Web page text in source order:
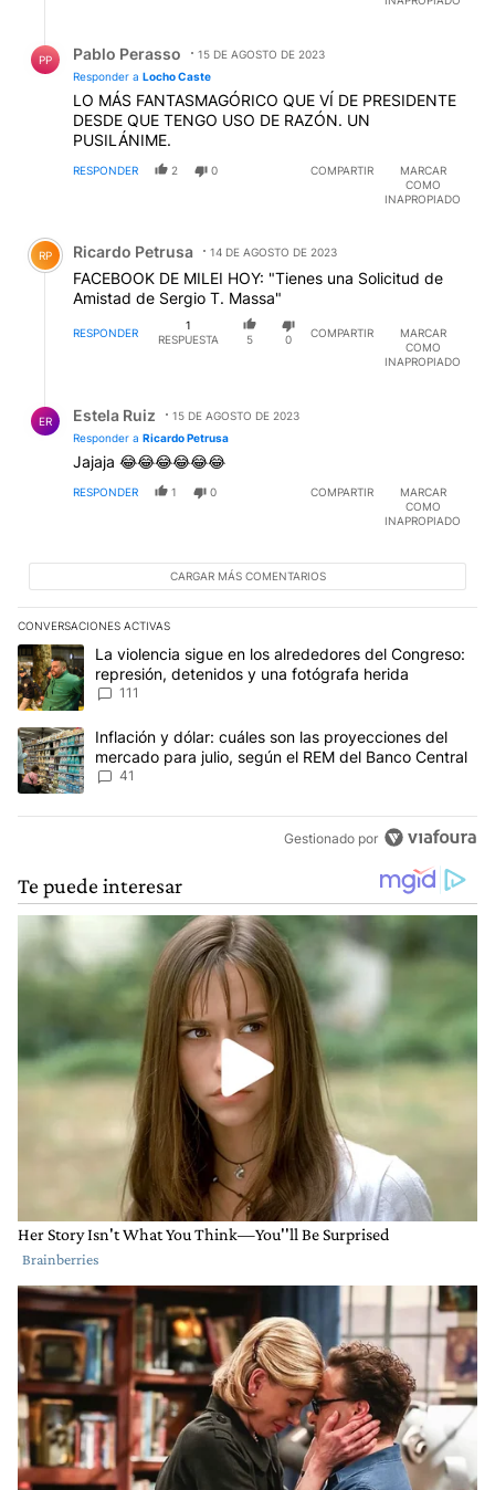
PP Pablo Perasso
15 DE AGOSTO DE 2023
Responder a Locho Caste
LO MÁS FANTASMAGÓRICO QUE VÍ DE PRESIDENTE
DESDE QUE TENGO USO DE RAZÓN. UN
PUSILÁNIME.
RESPONDER 2 0 COMPARTIR
MARCAR
COMO
INAPROPIADO
Comentario de Ricardo Petrusa.
RP Ricardo Petrusa 14 DE AGOSTO DE 2023
FACEBOOK DE MILEI HOY: "Tienes una Solicitud de
Amistad de Sergio T. Massa"
RESPONDER
1
RESPUESTA
5 0
COMPARTIR
MARCAR
COMO
INAPROPIADO
ER Estela Ruiz
15 DE AGOSTO DE 2023
Responder a Ricardo Petrusa
Jajaja 😂😂😂😂😂😂
RESPONDER 1 0 COMPARTIR
MARCAR
COMO
INAPROPIADO
CARGAR MÁS COMENTARIOS
CONVERSACIONES ACTIVAS
Este listado muestra los artículos con más comentarios en los
Un artículo de tendencia con el título "La violencia sigue en los
La violencia sigue en los alrededores del Congreso:
represión, detenidos y una fotógrafa herida
111
Un artículo de tendencia con el título "Inflación y dólar: cuáles
Inflación y dólar: cuáles son las proyecciones del
mercado para julio, según el REM del Banco Central
41
Gestionado por